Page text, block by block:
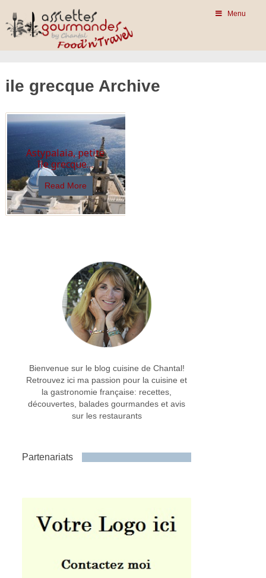
Menu
ile grecque Archive
Astypalaia, petite
île grecque…
Read More
Bienvenue sur le blog cuisine de Chantal!
Retrouvez ici ma passion pour la cuisine et
la gastronomie française: recettes,
découvertes, balades gourmandes et avis
sur les restaurants
Partenariats